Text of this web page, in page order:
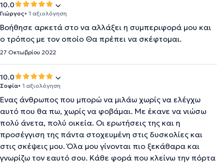
10.0
Γιώργος• 1 αξιολόγηση
Βοήθησε αρκετά στο να αλλάξει η συμπεριφορά μου και
ο τρόπος με τον οποίο Θα πρέπει να σκέφτομαι.
27 Οκτωβρίου 2022
10.0
Σοφία• 1 αξιολόγηση
Ένας άνθρωπος που μπορώ να μιλάω χωρίς να ελέγχω
αυτό που θα πω, χωρίς να φοβάμαι. Με έκανε να νιώσω
πολύ άνετα, πολύ οικεία. Οι ερωτήσεις της και η
προσέγγιση της πάντα στοχευμένη στις δυσκολίες και
στις σκέψεις μου. Όλα μου γίνονται πιο ξεκάθαρα και
γνωρίζω τον εαυτό σου. Κάθε φορά που κλείνω την πόρτα